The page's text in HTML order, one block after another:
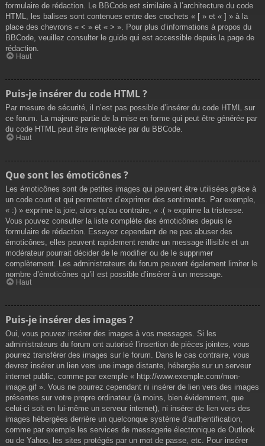
formulaire de rédaction. Le BBCode est similaire à l’architecture du code
HTML, les balises sont contenues entre des crochets « [ » et « ] » à la
place des chevrons « < » et « > ». Pour plus d’informations à propos du
BBCode, veuillez consulter le guide qui est accessible depuis la page de
rédaction.
Haut
Puis-je insérer du code HTML ?
Par mesure de sécurité, il n’est pas possible d’insérer du code HTML sur
ce forum. La majeure partie de la mise en forme qui peut être générée par
du code HTML peut être remplacée par du BBCode.
Haut
Que sont les émoticônes ?
Les émoticônes sont de petites images qui peuvent être utilisées grâce à
un code court et qui permettent d’exprimer des sentiments. Par exemple,
« :) » exprime la joie, alors qu’au contraire, « :( » exprime la tristesse.
Vous pouvez consulter la liste complète des émoticônes depuis le
formulaire de rédaction. Essayez cependant de ne pas abuser des
émoticônes, elles peuvent rapidement rendre un message illisible et un
modérateur pourrait décider de le modifier ou de le supprimer
complètement. Les administrateurs du forum peuvent également limiter le
nombre d’émoticônes qu’il est possible d’insérer à un message.
Haut
Puis-je insérer des images ?
Oui, vous pouvez insérer des images à vos messages. Si les
administrateurs du forum ont autorisé l’insertion de pièces jointes, vous
pourrez transférer des images sur le forum. Dans le cas contraire, vous
devrez insérer un lien vers une image distante, hébergée sur un serveur
internet public, comme par exemple « http://www.exemple.com/mon-
image.gif ». Vous ne pourrez cependant ni insérer de lien vers des images
présentes sur votre propre ordinateur (à moins, bien évidemment, que
celui-ci soit en lui-même un serveur internet), ni insérer de lien vers des
images hébergées derrière un quelconque système d’authentification,
comme par exemple les services de messagerie électronique de Outlook
ou de Yahoo, les sites protégés par un mot de passe, etc. Pour insérer